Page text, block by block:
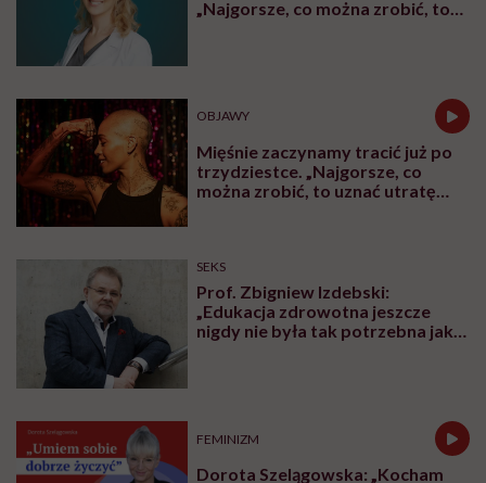
„Najgorsze, co można zrobić, to
OBJAWY
Mięśnie zaczynamy tracić już po
trzydziestce. „Najgorsze, co
można zrobić, to uznać utratę
SEKS
Prof. Zbigniew Izdebski:
„Edukacja zdrowotna jeszcze
nigdy nie była tak potrzebna jak
FEMINIZM
Dorota Szelągowska: „Kocham